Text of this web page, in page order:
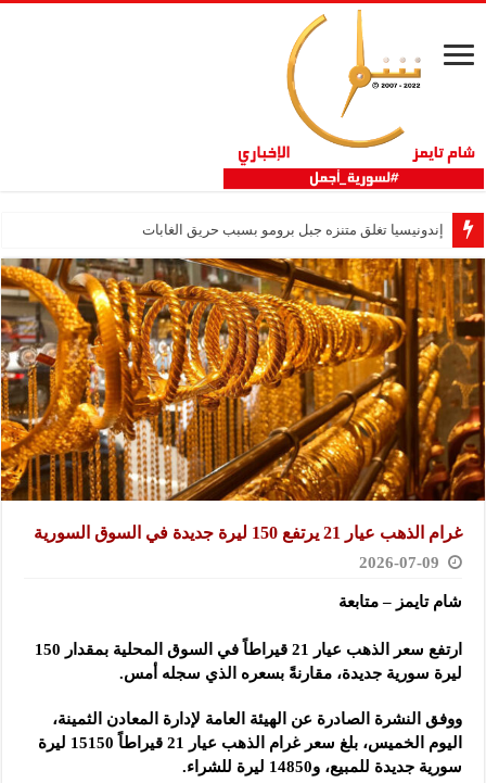
إندونيسيا تغلق متنزه جبل برومو بسبب حريق الغابات
غرام الذهب عيار 21 يرتفع 150 ليرة جديدة في السوق السورية‌‏ ‏
2026-07-09
شام تايمز – متابعة
ارتفع سعر الذهب عيار 21 قيراطاً في السوق المحلية بمقدار 150
ليرة ‏سورية جديدة، ‏مقارنةً بسعره الذي سجله أمس. ‏
ووفق النشرة الصادرة عن الهيئة العامة لإدارة المعادن الثمينة،
اليوم الخميس، ‏بلغ ‏سعر غرام الذهب عيار 21 قيراطاً ‌‏‌‏15150 ليرة
سورية جديدة للمبيع، ‏و14850 ليرة ‏للشراء. ‏